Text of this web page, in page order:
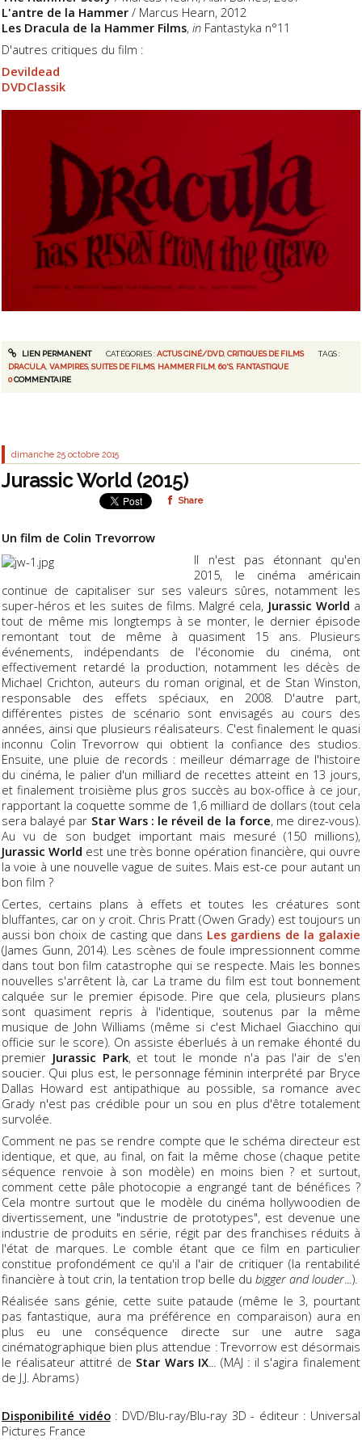
L'antre de la Hammer / Marcus Hearn, 2012
Les Dracula de la Hammer Films, in Fantastyka n°11
D'autres critiques du film :
Devildead
DVDClassik
LIEN PERMANENT CATÉGORIES :ACTUS CINÉ/DVD, CRITIQUES DE FILMS
TAGS :
DRACULA ,VAMPIRES,SUITES DE FILMS, HAMMER FILM ,60'S, FANTASTIQUE
0COMMENTAIRE
dimanche 25 octobre 2015
Jurassic World (2015)
Share
Un film de Colin Trevorrow
Il n'est pas étonnant qu'en
2015, le cinéma américain
continue de capitaliser sur ses valeurs sûres, notamment les
super-héros et les suites de films. Malgré cela, Jurassic World a
tout de même mis longtemps à se monter, le dernier épisode
remontant tout de même à quasiment 15 ans. Plusieurs
événements, indépendants de l'économie du cinéma, ont
effectivement retardé la production, notamment les décès de
Michael Crichton, auteurs du roman original, et de Stan Winston,
responsable des effets spéciaux, en 2008. D'autre part,
différentes pistes de scénario sont envisagés au cours des
années, ainsi que plusieurs réalisateurs. C'est finalement le quasi
inconnu Colin Trevorrow qui obtient la confiance des studios.
Ensuite, une pluie de records : meilleur démarrage de l'histoire
du cinéma, le palier d'un milliard de recettes atteint en 13 jours,
et finalement troisième plus gros succès au box-office à ce jour,
rapportant la coquette somme de 1,6 milliard de dollars (tout cela
sera balayé par Star Wars : le réveil de la force, me direz-vous).
Au vu de son budget important mais mesuré (150 millions),
Jurassic World est une très bonne opération financière, qui ouvre
la voie à une nouvelle vague de suites. Mais est-ce pour autant un
bon film ?
Certes, certains plans à effets et toutes les créatures sont
bluffantes, car on y croit. Chris Pratt (Owen Grady) est toujours un
aussi bon choix de casting que dans Les gardiens de la galaxie
(James Gunn, 2014). Les scènes de foule impressionnent comme
dans tout bon film catastrophe qui se respecte. Mais les bonnes
nouvelles s'arrêtent là, car La trame du film est tout bonnement
calquée sur le premier épisode. Pire que cela, plusieurs plans
sont quasiment repris à l'identique, soutenus par la même
musique de John Williams (même si c'est Michael Giacchino qui
officie sur le score). On assiste éberlués à un remake éhonté du
premier Jurassic Park, et tout le monde n'a pas l'air de s'en
soucier. Qui plus est, le personnage féminin interprété par Bryce
Dallas Howard est antipathique au possible, sa romance avec
Grady n'est pas crédible pour un sou en plus d'être totalement
survolée.
Comment ne pas se rendre compte que le schéma directeur est
identique, et que, au final, on fait la même chose (chaque petite
séquence renvoie à son modèle) en moins bien ? et surtout,
comment cette pâle photocopie a engrangé tant de bénéfices ?
Cela montre surtout que le modèle du cinéma hollywoodien de
divertissement, une "industrie de prototypes", est devenue une
industrie de produits en série, régit par des franchises réduits à
l'état de marques. Le comble étant que ce film en particulier
constitue profondément ce qu'il a l'air de critiquer (la rentabilité
financière à tout crin, la tentation trop belle du bigger and louder...).
Réalisée sans génie, cette suite pataude (même le 3, pourtant
pas fantastique, aura ma préférence en comparaison) aura en
plus eu une conséquence directe sur une autre saga
cinématographique bien plus attendue : Trevorrow est désormais
le réalisateur attitré de Star Wars IX... (MAJ : il s'agira finalement
de J.J. Abrams)
Disponibilité vidéo: DVD/Blu-ray/Blu-ray 3D - éditeur : Universal
Pictures France